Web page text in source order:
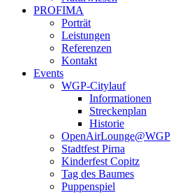
PROFIMA
Porträt
Leistungen
Referenzen
Kontakt
Events
WGP-Citylauf
Informationen
Streckenplan
Historie
OpenAirLounge@WGP
Stadtfest Pirna
Kinderfest Copitz
Tag des Baumes
Puppenspiel